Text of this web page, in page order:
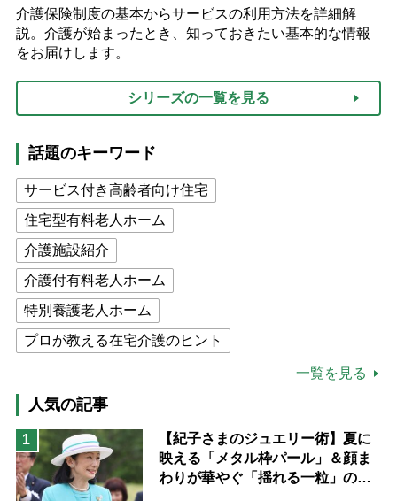
介護保険制度の基本からサービスの利用方法を詳細解
説。介護が始まったとき、知っておきたい基本的な情報
をお届けします。
シリーズの一覧を見る
話題のキーワード
サービス付き高齢者向け住宅
住宅型有料老人ホーム
介護施設紹介
介護付有料老人ホーム
特別養護老人ホーム
プロが教える在宅介護のヒント
高木ブー
ケアマネジャー
猫が母になつきません
息子の遠距離介護サバイバル術
兄がボケました
一覧を見る
人気の記事
1
【紀子さまのジュエリー術】夏に
映える「メタル枠パール」＆顔ま
わりが華やぐ「揺れる一粒」の使